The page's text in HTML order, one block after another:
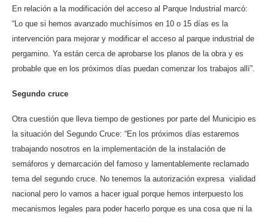
En relación a la modificación del acceso al Parque Industrial marcó:
“Lo que si hemos avanzado muchísimos en 10 o 15 días es la
intervención para mejorar y modificar el acceso al parque industrial de
pergamino. Ya están cerca de aprobarse los planos de la obra y es
probable que en los próximos días puedan comenzar los trabajos allí”.
Segundo cruce
Otra cuestión que lleva tiempo de gestiones por parte del Municipio es
la situación del Segundo Cruce: “En los próximos días estaremos
trabajando nosotros en la implementación de la instalación de
semáforos y demarcación del famoso y lamentablemente reclamado
tema del segundo cruce. No tenemos la autorización expresa vialidad
nacional pero lo vamos a hacer igual porque hemos interpuesto los
mecanismos legales para poder hacerlo porque es una cosa que ni la